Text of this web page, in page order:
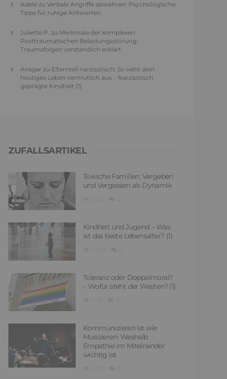
Adele zu Verbale Angriffe abwehren: Psychologische
Tipps für ruhige Antworten
Juliette P. zu Merkmale der komplexen
Posttraumatischen Belastungsstörung:
Traumafolgen verständlich erklärt
Ansgar zu Elternteil narzisstisch: So sieht dein
heutiges Leben vermutlich aus – Narzisstisch
geprägte Kindheit (1)
ZUFALLSARTIKEL
Toxische Familien: Vergeben
und Vergessen als Dynamik
Kindheit und Jugend – Was
ist das beste Lebensalter? (1)
Toleranz oder Doppelmoral?
– Wofür steht der Westen? (1)
Kommunizieren ist wie
Musizieren: Weshalb
Empathie im Miteinander
wichtig ist